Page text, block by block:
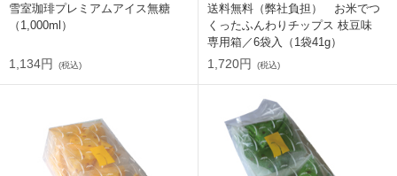
雪室珈琲プレミアムアイス無糖
（1,000ml）
1,134円 (税込)
送料無料（弊社負担） お米でつ
くったふんわりチップス 枝豆味
専用箱／6袋入（1袋41g）
1,720円 (税込)